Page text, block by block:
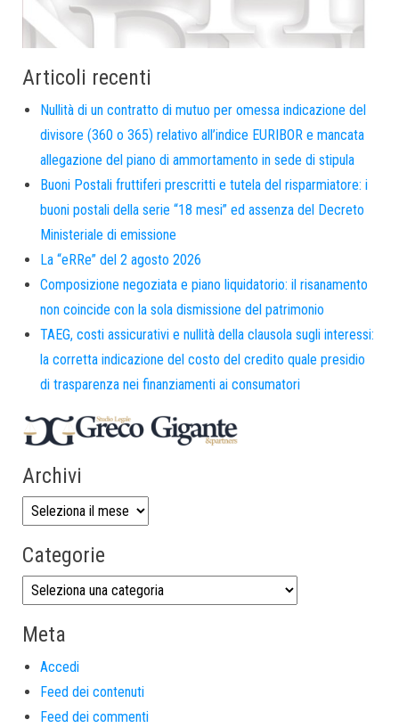
Articoli recenti
Nullità di un contratto di mutuo per omessa indicazione del
divisore (360 o 365) relativo all’indice EURIBOR e mancata
allegazione del piano di ammortamento in sede di stipula
Buoni Postali fruttiferi prescritti e tutela del risparmiatore: i
buoni postali della serie “18 mesi” ed assenza del Decreto
Ministeriale di emissione
La “eRRe” del 2 agosto 2026
Composizione negoziata e piano liquidatorio: il risanamento
non coincide con la sola dismissione del patrimonio
TAEG, costi assicurativi e nullità della clausola sugli interessi:
la corretta indicazione del costo del credito quale presidio
di trasparenza nei finanziamenti ai consumatori
Archivi
Categorie
Meta
Accedi
Feed dei contenuti
Feed dei commenti